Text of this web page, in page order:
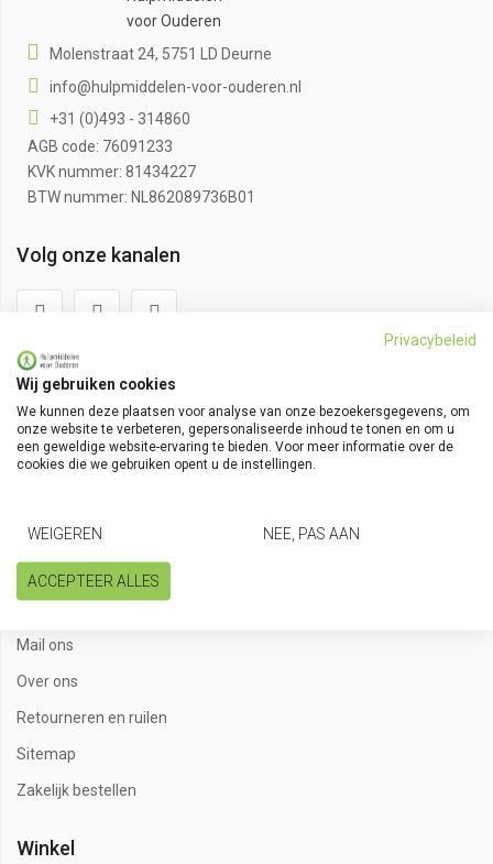
voor Ouderen
Molenstraat 24, 5751 LD Deurne
info@hulpmiddelen-voor-ouderen.nl
+31 (0)493 - 314860
AGB code: 76091233
KVK nummer: 81434227
BTW nummer: NL862089736B01
Volg onze kanalen
Klantenservice
Algemene voorwaarden
Bestellen en bezorgen
Een klacht? Vertel het ons
Garantie
Mail ons
Over ons
Retourneren en ruilen
Sitemap
Zakelijk bestellen
Winkel
Privacybeleid
Wij gebruiken cookies
We kunnen deze plaatsen voor analyse van onze bezoekersgegevens, om
onze website te verbeteren, gepersonaliseerde inhoud te tonen en om u
een geweldige website-ervaring te bieden. Voor meer informatie over de
cookies die we gebruiken opent u de instellingen.
WEIGEREN NEE, PAS AAN
ACCEPTEER ALLES